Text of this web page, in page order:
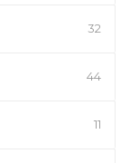
32
44
11